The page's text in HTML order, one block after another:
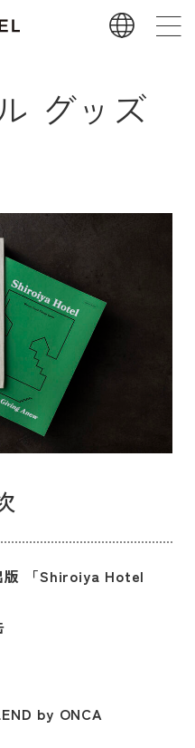
グッズ
版 「Shiroiya Hotel
by ONCA